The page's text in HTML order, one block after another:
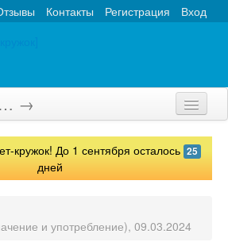
Вход
Регистрация
Контакты
→
кружок! До 1 сентября осталось 25
дней
и употребление), 09.03.2024